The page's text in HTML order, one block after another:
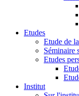
Etudes
Etude de
Séminaire
Etudes
Institut